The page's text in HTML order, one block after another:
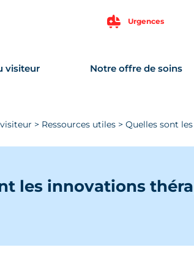
Urgences
visiteur Notre offre de soins
> Ressources utiles > Quelles sont
les innovations